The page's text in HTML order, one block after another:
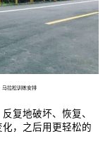
马拉松训练安排
复地破坏、恢复、
，之后用更轻松的